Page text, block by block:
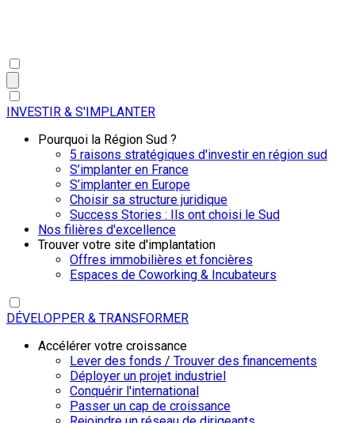
INVESTIR & S'IMPLANTER
Pourquoi la Région Sud ?
5 raisons stratégiques d'investir en région sud
S’implanter en France
S’implanter en Europe
Choisir sa structure juridique
Success Stories : Ils ont choisi le Sud
Nos filières d'excellence
Trouver votre site d'implantation
Offres immobilières et foncières
Espaces de Coworking & Incubateurs
DÉVELOPPER & TRANSFORMER
Accélérer votre croissance
Lever des fonds / Trouver des financements
Déployer un projet industriel
Conquérir l'international
Passer un cap de croissance